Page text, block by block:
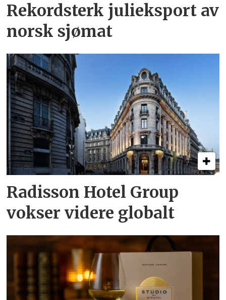
Rekordsterk julieksport av
norsk sjømat
Radisson Hotel Group
vokser videre globalt